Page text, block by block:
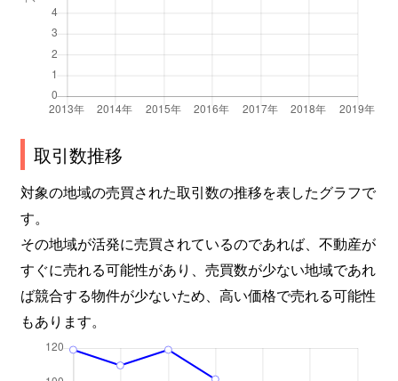
取引数推移
対象の地域の売買された取引数の推移を表したグラフで
す。
その地域が活発に売買されているのであれば、不動産が
すぐに売れる可能性があり、売買数が少ない地域であれ
ば競合する物件が少ないため、高い価格で売れる可能性
もあります。